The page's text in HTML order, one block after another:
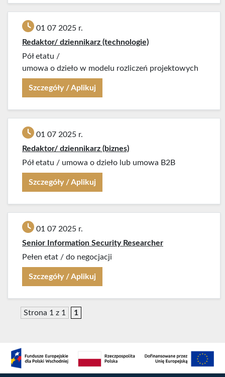
01 07 2025 r.
Redaktor/ dziennikarz (technologie)
Pół etatu /
umowa o dzieło w modelu rozliczeń projektowych
Szczegóły / Aplikuj
01 07 2025 r.
Redaktor/ dziennikarz (biznes)
Pół etatu / umowa o dzieło lub umowa B2B
Szczegóły / Aplikuj
01 07 2025 r.
Senior Information Security Researcher
Pełen etat / do negocjacji
Szczegóły / Aplikuj
Strona 1 z 1 1